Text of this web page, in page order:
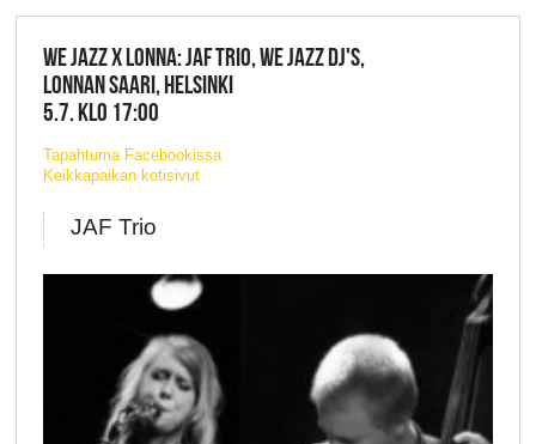
WE JAZZ X LONNA: JAF TRIO, WE JAZZ DJ'S,
LONNAN SAARI, HELSINKI
5.7. KLO 17:00
Tapahtuma Facebookissa
Keikkapaikan kotisivut
JAF Trio